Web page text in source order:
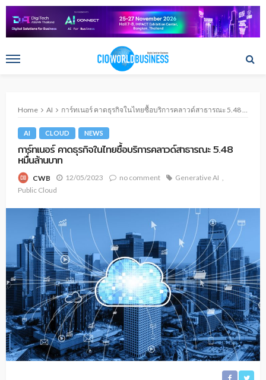
Home AI การ์ทเนอร์ คาดธุรกิจในไทยซื้อบริการคลาวด์สาธารณะ 5.48 หมื่นล้านบาท
AI CLOUD NEWS
การ์ทเนอร์ คาดธุรกิจในไทยซื้อบริการคลาวด์สาธารณะ 5.48
หมื่นล้านบาท
CWB 12/05/2023 no comment
Generative AI
Public Cloud